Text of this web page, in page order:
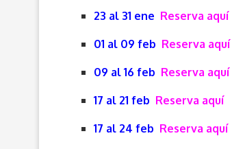
23 al 31 ene Reserva aquí
01 al 09 feb Reserva aquí
09 al 16 feb Reserva aquí
17 al 21 feb Reserva aquí
17 al 24 feb Reserva aquí